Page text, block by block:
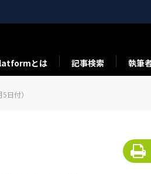
とは 記事検索 執筆
日付）